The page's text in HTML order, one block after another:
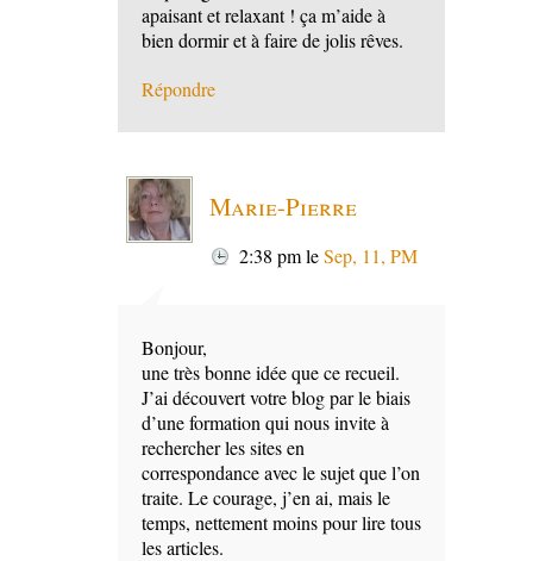
apaisant et relaxant ! ça m’aide à
bien dormir et à faire de jolis rêves.
Répondre
Marie-Pierre
2:38 pmleSep, 11, PM
Bonjour,
une très bonne idée que ce recueil.
J’ai découvert votre blog par le biais
d’une formation qui nous invite à
rechercher les sites en
correspondance avec le sujet que l’on
traite. Le courage, j’en ai, mais le
temps, nettement moins pour lire tous
les articles.